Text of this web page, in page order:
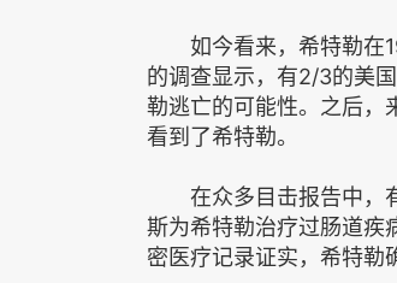
如今看来，希特勒在
的调查显示，有2/3的美
勒逃亡的可能性。之后，
看到了希特勒。
在众多目击报告中，有
斯为希特勒治疗过肠道疾
密医疗记录证实，希特勒